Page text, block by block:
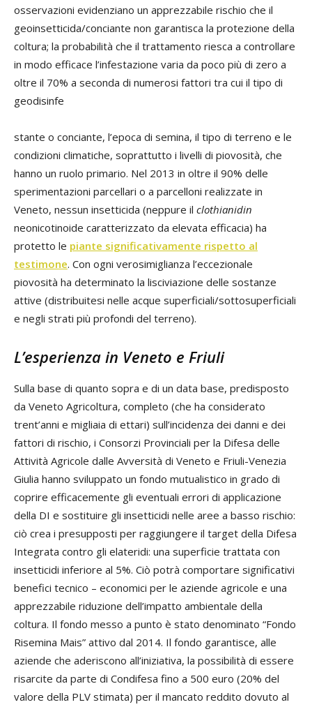
osservazioni evidenziano un apprezzabile rischio che il
geoinsetticida/conciante non garantisca la protezione della
coltura; la probabilità che il trattamento riesca a controllare
in modo efficace l’infestazione varia da poco più di zero a
oltre il 70% a seconda di numerosi fattori tra cui il tipo di
geodisinfe
stante o conciante, l’epoca di semina, il tipo di terreno e le
condizioni climatiche, soprattutto i livelli di piovosità, che
hanno un ruolo primario. Nel 2013 in oltre il 90% delle
sperimentazioni parcellari o a parcelloni realizzate in
Veneto, nessun insetticida (neppure il clothianidin
neonicotinoide caratterizzato da elevata efficacia) ha
protetto le piante significativamente rispetto al
testimone. Con ogni verosimiglianza l’eccezionale
piovosità ha determinato la lisciviazione delle sostanze
attive (distribuitesi nelle acque superficiali/sottosuperficiali
e negli strati più profondi del terreno).
L’esperienza in Veneto e Friuli
Sulla base di quanto sopra e di un data base, predisposto
da Veneto Agricoltura, completo (che ha considerato
trent’anni e migliaia di ettari) sull’incidenza dei danni e dei
fattori di rischio, i Consorzi Provinciali per la Difesa delle
Attività Agricole dalle Avversità di Veneto e Friuli-Venezia
Giulia hanno sviluppato un fondo mutualistico in grado di
coprire efficacemente gli eventuali errori di applicazione
della DI e sostituire gli insetticidi nelle aree a basso rischio:
ciò crea i presupposti per raggiungere il target della Difesa
Integrata contro gli elateridi: una superficie trattata con
insetticidi inferiore al 5%. Ciò potrà comportare significativi
benefici tecnico – economici per le aziende agricole e una
apprezzabile riduzione dell’impatto ambientale della
coltura. Il fondo messo a punto è stato denominato “Fondo
Risemina Mais” attivo dal 2014. Il fondo garantisce, alle
aziende che aderiscono all’iniziativa, la possibilità di essere
risarcite da parte di Condifesa fino a 500 euro (20% del
valore della PLV stimata) per il mancato reddito dovuto al